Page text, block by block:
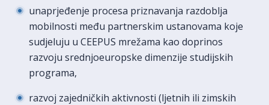
unaprjeđenje procesa priznavanja razdoblja
mobilnosti među partnerskim ustanovama koje
sudjeluju u CEEPUS mrežama kao doprinos
razvoju srednjoeuropske dimenzije studijskih
programa,
razvoj zajedničkih aktivnosti (ljetnih ili zimskih